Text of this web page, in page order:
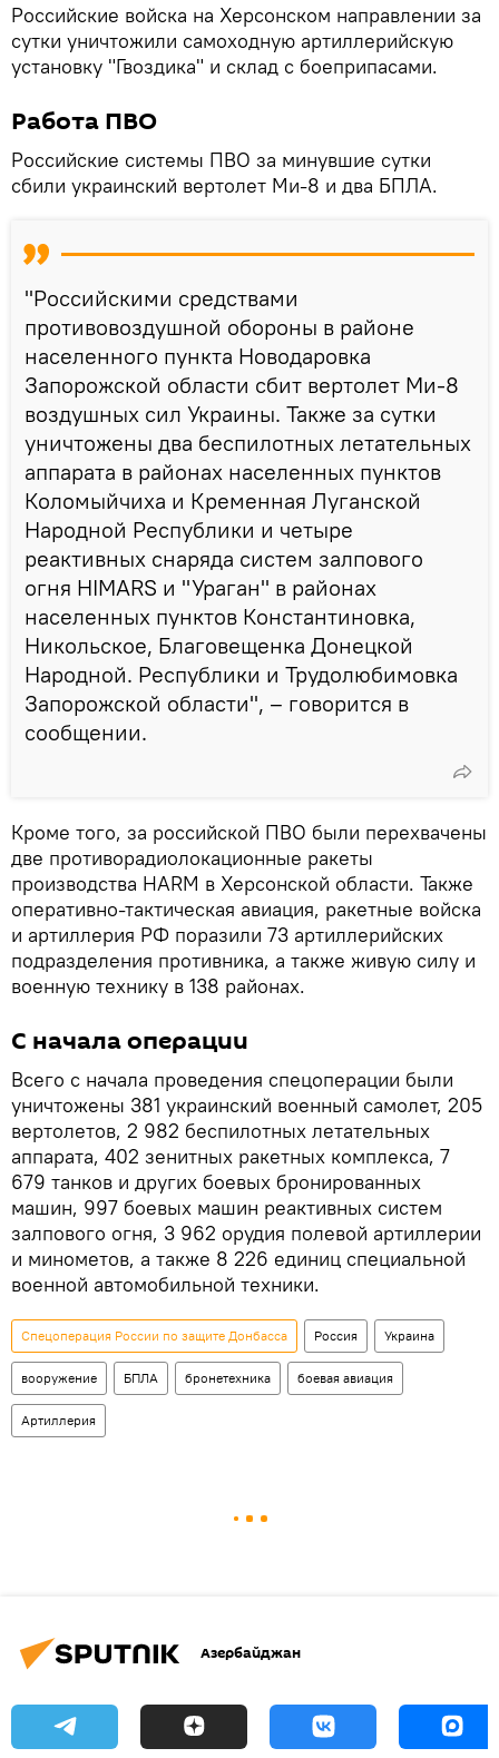
Российские войска на Херсонском направлении за
сутки уничтожили самоходную артиллерийскую
установку "Гвоздика" и склад с боеприпасами.
Работа ПВО
Российские системы ПВО за минувшие сутки
сбили украинский вертолет Ми-8 и два БПЛА.
"Российскими средствами
противовоздушной обороны в районе
населенного пункта Новодаровка
Запорожской области сбит вертолет Ми-8
воздушных сил Украины. Также за сутки
уничтожены два беспилотных летательных
аппарата в районах населенных пунктов
Коломыйчиха и Кременная Луганской
Народной Республики и четыре
реактивных снаряда систем залпового
огня HIMARS и "Ураган" в районах
населенных пунктов Константиновка,
Никольское, Благовещенка Донецкой
Народной. Республики и Трудолюбимовка
Запорожской области", – говорится в
сообщении.
Кроме того, за российской ПВО были перехвачены
две противорадиолокационные ракеты
производства HARM в Херсонской области. Также
оперативно-тактическая авиация, ракетные войска
и артиллерия РФ поразили 73 артиллерийских
подразделения противника, а также живую силу и
военную технику в 138 районах.
С начала операции
Всего с начала проведения спецоперации были
уничтожены 381 украинский военный самолет, 205
вертолетов, 2 982 беспилотных летательных
аппарата, 402 зенитных ракетных комплекса, 7
679 танков и других боевых бронированных
машин, 997 боевых машин реактивных систем
залпового огня, 3 962 орудия полевой артиллерии
и минометов, а также 8 226 единиц специальной
военной автомобильной техники.
Спецоперация России по защите Донбасса Россия Украина
вооружение БПЛА бронетехника боевая авиация
Артиллерия
Азербайджан